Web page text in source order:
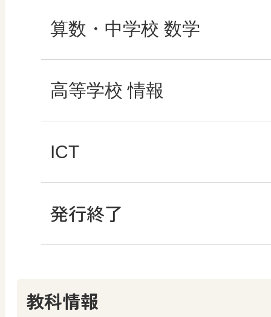
図工のみかた
高校教科書×美術館
その他の教育資料
どうする？とくだ先
―マンガで考える道
どうする？とくだ先
ABCシリーズ
社会科NAVI
マンガでわかる社会
ABCシリーズ
算数・中学校 数学
ROOT
教科書活用のポイン
算数授業のススメ
楽しい数学の授業を
高等学校 情報
情報科プラス
ICT
つなぐ つながる ICT
発行終了
教科情報